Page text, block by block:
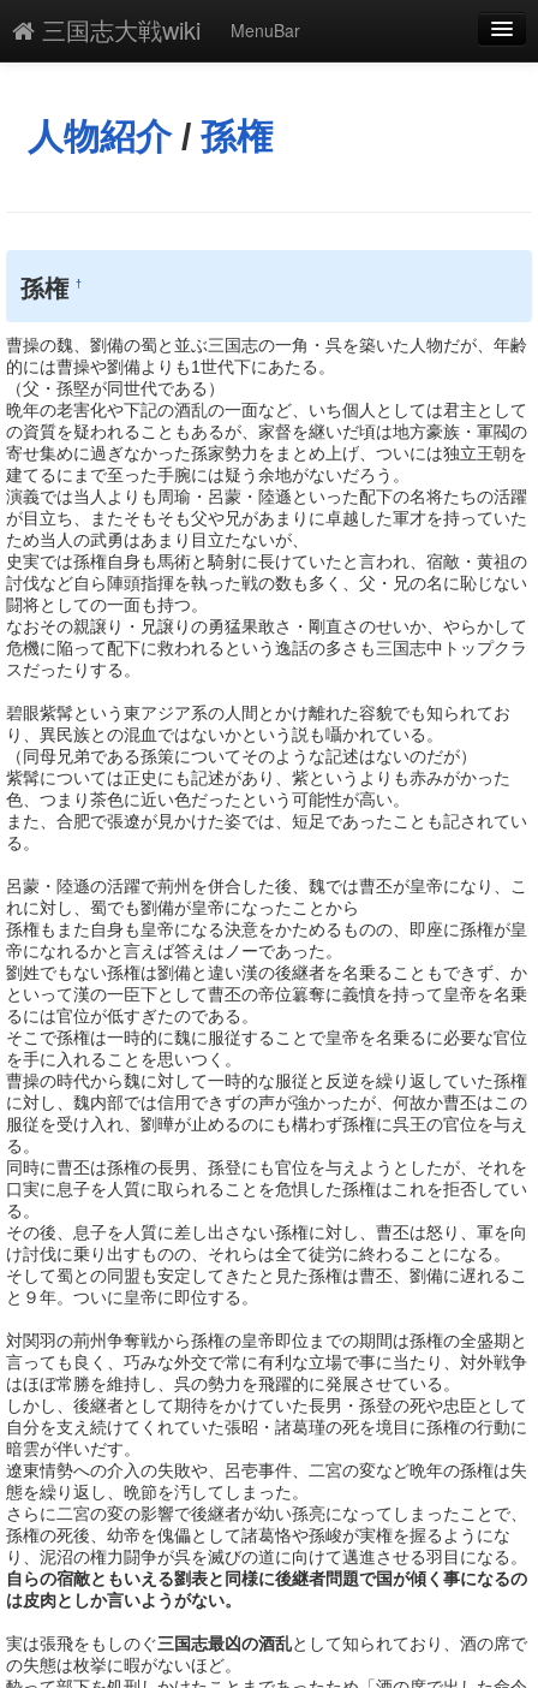
三国志大戦wiki
MenuBar
添付
最終更新
一覧
単語検索
人物紹介/ 孫権
孫権†
曹操の魏、劉備の蜀と並ぶ三国志の一角・呉を築いた人物だが、年齢
的には曹操や劉備よりも1世代下にあたる。
（父・孫堅が同世代である）
晩年の老害化や下記の酒乱の一面など、いち個人としては君主として
の資質を疑われることもあるが、家督を継いだ頃は地方豪族・軍閥の
寄せ集めに過ぎなかった孫家勢力をまとめ上げ、ついには独立王朝を
建てるにまで至った手腕には疑う余地がないだろう。
演義では当人よりも周瑜・呂蒙・陸遜といった配下の名将たちの活躍
が目立ち、またそもそも父や兄があまりに卓越した軍才を持っていた
ため当人の武勇はあまり目立たないが、
史実では孫権自身も馬術と騎射に長けていたと言われ、宿敵・黄祖の
討伐など自ら陣頭指揮を執った戦の数も多く、父・兄の名に恥じない
闘将としての一面も持つ。
なおその親譲り・兄譲りの勇猛果敢さ・剛直さのせいか、やらかして
危機に陥って配下に救われるという逸話の多さも三国志中トップクラ
スだったりする。
碧眼紫髯という東アジア系の人間とかけ離れた容貌でも知られてお
り、異民族との混血ではないかという説も囁かれている。
（同母兄弟である孫策についてそのような記述はないのだが）
紫髯については正史にも記述があり、紫というよりも赤みがかった
色、つまり茶色に近い色だったという可能性が高い。
また、合肥で張遼が見かけた姿では、短足であったことも記されてい
る。
呂蒙・陸遜の活躍で荊州を併合した後、魏では曹丕が皇帝になり、こ
れに対し、蜀でも劉備が皇帝になったことから
孫権もまた自身も皇帝になる決意をかためるものの、即座に孫権が皇
帝になれるかと言えば答えはノーであった。
劉姓でもない孫権は劉備と違い漢の後継者を名乗ることもできず、か
といって漢の一臣下として曹丕の帝位簒奪に義憤を持って皇帝を名乗
るには官位が低すぎたのである。
そこで孫権は一時的に魏に服従することで皇帝を名乗るに必要な官位
を手に入れることを思いつく。
曹操の時代から魏に対して一時的な服従と反逆を繰り返していた孫権
に対し、魏内部では信用できずの声が強かったが、何故か曹丕はこの
服従を受け入れ、劉曄が止めるのにも構わず孫権に呉王の官位を与え
る。
同時に曹丕は孫権の長男、孫登にも官位を与えようとしたが、それを
口実に息子を人質に取られることを危惧した孫権はこれを拒否してい
る。
その後、息子を人質に差し出さない孫権に対し、曹丕は怒り、軍を向
け討伐に乗り出すものの、それらは全て徒労に終わることになる。
そして蜀との同盟も安定してきたと見た孫権は曹丕、劉備に遅れるこ
と９年。ついに皇帝に即位する。
対関羽の荊州争奪戦から孫権の皇帝即位までの期間は孫権の全盛期と
言っても良く、巧みな外交で常に有利な立場で事に当たり、対外戦争
はほぼ常勝を維持し、呉の勢力を飛躍的に発展させている。
しかし、後継者として期待をかけていた長男・孫登の死や忠臣として
自分を支え続けてくれていた張昭・諸葛瑾の死を境目に孫権の行動に
暗雲が伴いだす。
遼東情勢への介入の失敗や、呂壱事件、二宮の変など晩年の孫権は失
態を繰り返し、晩節を汚してしまった。
さらに二宮の変の影響で後継者が幼い孫亮になってしまったことで、
孫権の死後、幼帝を傀儡として諸葛恪や孫峻が実権を握るようにな
り、泥沼の権力闘争が呉を滅びの道に向けて邁進させる羽目になる。
自らの宿敵ともいえる劉表と同様に後継者問題で国が傾く事になるの
は皮肉としか言いようがない。
実は張飛をもしのぐ三国志最凶の酒乱として知られており、酒の席で
の失態は枚挙に暇がないほど。